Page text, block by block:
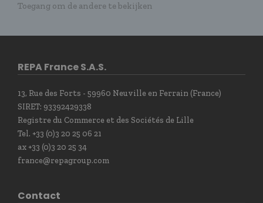
Toegang om de andere te bekijken
REPA France S.A.S.
13, Rue des Forts - 59960 Neuville en Ferrain (France)
SIRET: 93392429338
Registre du Commerce et des Sociétés de Lille
Tel. +33 (0)3 20 25 06 21
ax +33 (0)3 20 25 34
france@repagroup.com
Contact